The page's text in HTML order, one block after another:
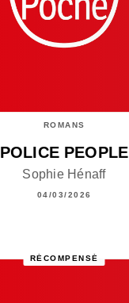
ROMANS
POLICE PEOPLE
Sophie Hénaff
04/03/2026
RÉCOMPENSÉ